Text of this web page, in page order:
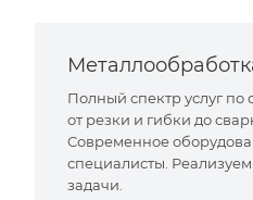
Полный спектр услуг
от резки и гибки до
Современное
специалисты.
задачи.